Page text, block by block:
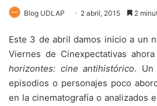
Blog UDLAP 2 abril, 2015 2
Este 3 de abril damos inicio a un
Viernes de Cinexpectativas
horizontes: cine antihistórico. Un
episodios o personajes poco
en la cinematografía o analizados